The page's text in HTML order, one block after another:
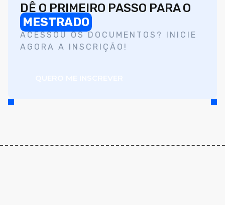
DÊ O PRIMEIRO PASSO PARA O
MESTRADO
ACESSOU OS DOCUMENTOS? INICIE
AGORA A INSCRIÇÃO!